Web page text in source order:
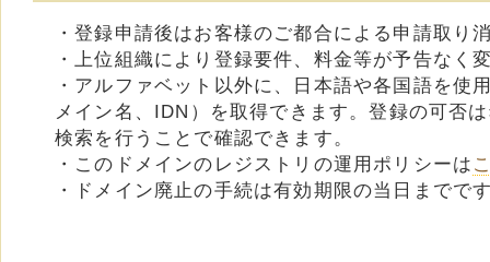
・登録申請後はお客様のご都合による申請取り
・上位組織により登録要件、料金等が予告なく
・アルファベット以外に、日本語や各国語を使
メイン名、IDN）を取得できます。登録の可否
検索を行うことで確認できます。
・このドメインのレジストリの運用ポリシーは
・ドメイン廃止の手続は有効期限の当日までで